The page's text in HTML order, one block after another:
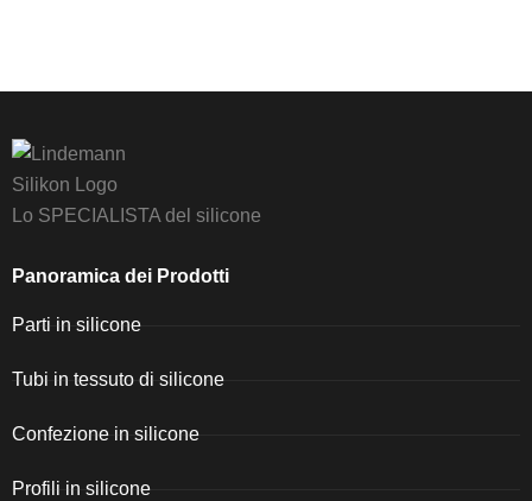
Lo SPECIALISTA del silicone
Panoramica dei Prodotti
Parti in silicone
Tubi in tessuto di silicone
Confezione in silicone
Profili in silicone